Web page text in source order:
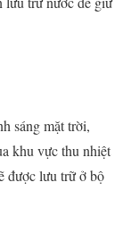
sáng mặt trời,
khu vực thu nhiệt
được lưu trữ ở bộ